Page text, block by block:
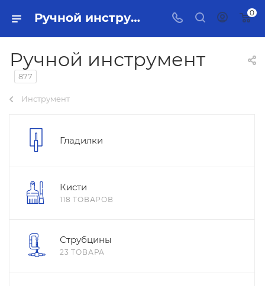
Ручной инструмент Тольятти - купить в интернет-магазине, каталог с ценами и характеристиками 0
Ручной инструмент
877
Инструмент
Гладилки
Кисти
118 ТОВАРОВ
Струбцины
23 ТОВАРА